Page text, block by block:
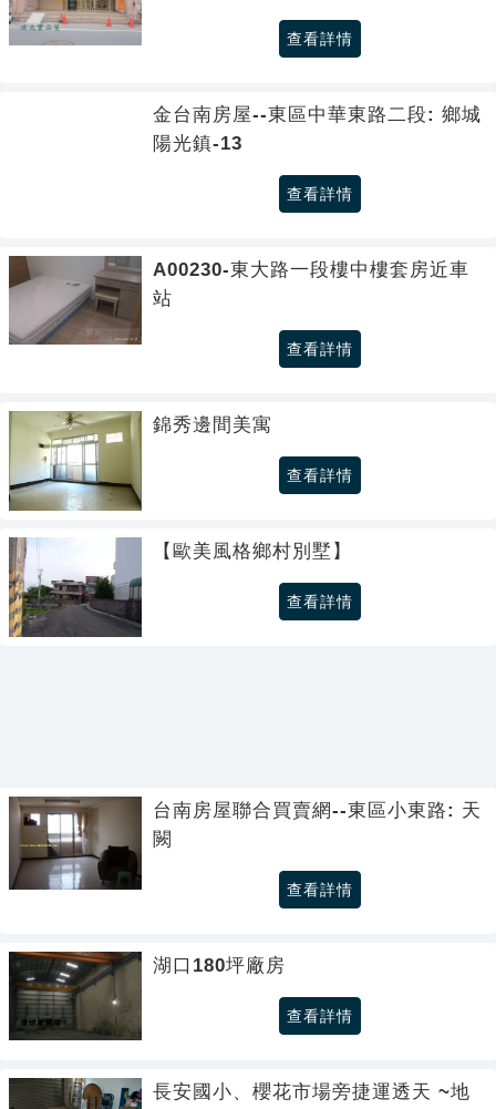
查看詳情
金台南房屋--東區中華東路二段: 鄉城
陽光鎮-13
查看詳情
A00230-東大路一段樓中樓套房近車
站
查看詳情
錦秀邊間美寓
查看詳情
【歐美風格鄉村別墅】
查看詳情
台南房屋聯合買賣網--東區小東路: 天
闕
查看詳情
湖口180坪廠房
查看詳情
長安國小、櫻花市場旁捷運透天 ~地